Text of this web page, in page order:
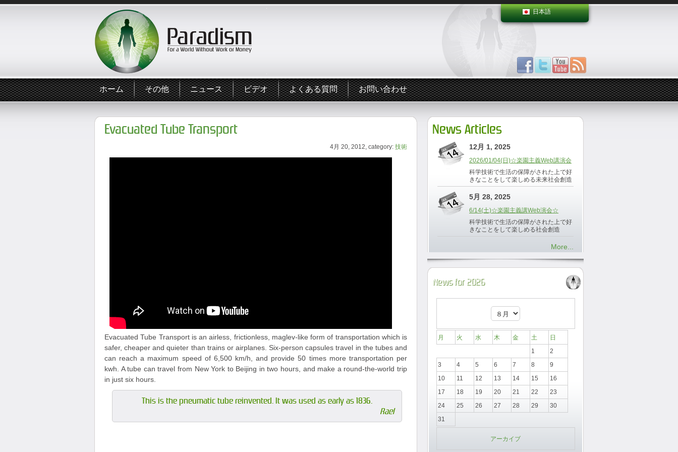
日本語
ホーム その他 ニュース ビデオ よくある質問 お問い合わせ
Evacuated Tube Transport
4月 20, 2012, category: 技術
Evacuated Tube Transport is an airless, frictionless, maglev-like form of transportation which is
safer, cheaper and quieter than trains or airplanes. Six-person capsules travel in the tubes and
can reach a maximum speed of 6,500 km/h, and provide 50 times more transportation per
kwh. A tube can travel from New York to Beijing in two hours, and make a round-the-world trip
in just six hours.
This is the pneumatic tube reinvented. It was used as early as 1836.
Rael
News Articles
12月 1, 2025
2026/01/04(日)☆楽園主義Web講演会
科学技術で生活の保障がされた上で好
きなことをして楽しめる未来社会創造
5月 28, 2025
6/14(土)☆楽園主義講Web演会☆
科学技術で生活の保障がされた上で好
きなことをして楽しめる社会創造
More...
News for 2026
月 火 水 木 金 土
日
1
2
3
4 5 6 7 8
9
10
11 12 13 14 15
16
17
18 19 20 21 22
23
24
25 26 27 28 29
30
31
アーカイブ